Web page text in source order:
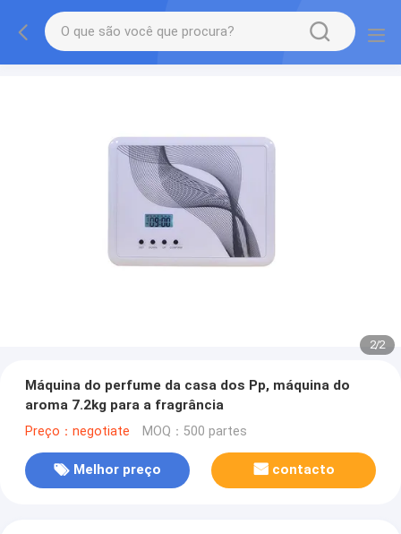
2/2
Máquina do perfume da casa dos Pp, máquina do
aroma 7.2kg para a fragrância
Preço：negotiate MOQ：500 partes
Melhor preço contacto